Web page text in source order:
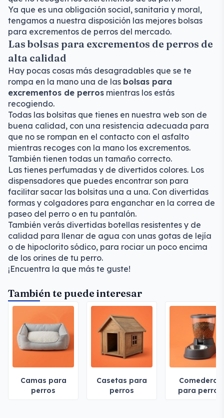
Ya que es una obligación social, sanitaria y moral,
tengamos a nuestra disposición las mejores bolsas
para excrementos de perros del mercado.
Las bolsas para excrementos de perros de
alta calidad
Hay pocas cosas más desagradables que se te
rompa en la mano una de las bolsas para
excrementos de perros mientras los estás
recogiendo.
Todas las bolsitas que tienes en nuestra web son de
buena calidad, con una resistencia adecuada para
que no se rompan en el contacto con el asfalto
mientras recoges con la mano los excrementos.
También tienen todas un tamaño correcto.
Las tienes perfumadas y de divertidos colores. Los
dispensadores que puedes encontrar son para
facilitar sacar las bolsitas una a una. Con divertidas
formas y colgadores para enganchar en la correa de
paseo del perro o en tu pantalón.
También verás divertidas botellas resistentes y de
calidad para llenar de agua con unas gotas de lejía
o de hipoclorito sódico, para rociar un poco encima
de los orines de tu perro.
¡Encuentra la que más te guste!
También te puede interesar
Camas para
perros
Casetas para
perros
Comederos
para perros